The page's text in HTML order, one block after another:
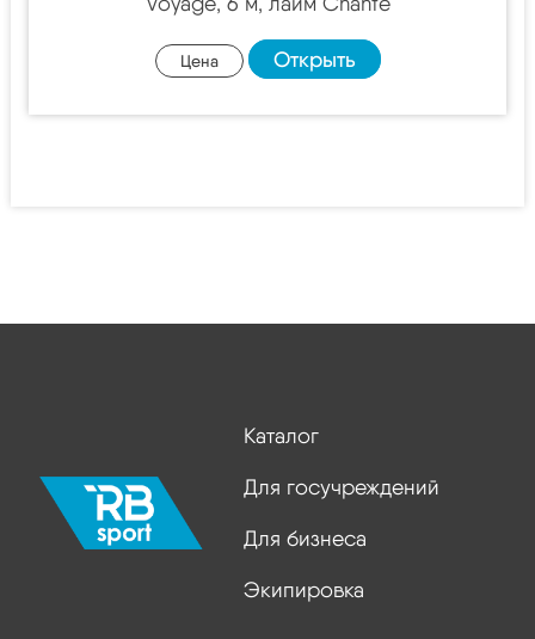
Цена Открыть
Каталог
Для госучреждений
Для бизнеса
Экипировка